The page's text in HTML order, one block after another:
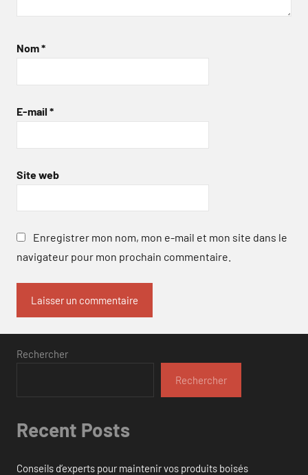
Nom*
E-mail *
Site web
Enregistrer mon nom, mon e-mail et mon site dans le
navigateur pour mon prochain commentaire.
Rechercher
Rechercher
Recent Posts
Conseils d’experts pour maintenir vos produits boisés